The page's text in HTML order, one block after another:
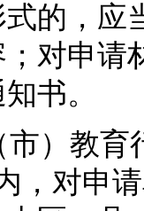
的，应
对申请
书。
）教
，对申